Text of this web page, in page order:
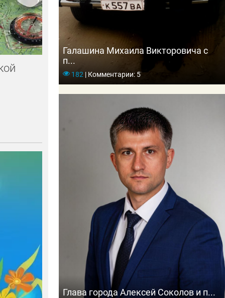
Галашина Михаила Викторовича с
п...
182 |Комментарии: 5
Глава города Алексей Соколов и п...